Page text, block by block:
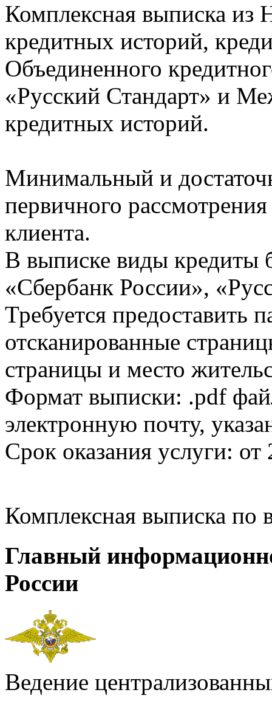
Комплексная выписка из
кредитных историй,
Объединенного
«Русский Стандарт» и
кредитных историй.
Минимальный и
первичного
клиента.
В выписке виды кредиты
«Сбербанк России»,
Требуется предоставить
отсканированные
страницы и место
Формат выписки: .pdf
электронную почту,
Срок оказания услуги: от
Комплексная выписка
Главный
России
Ведение